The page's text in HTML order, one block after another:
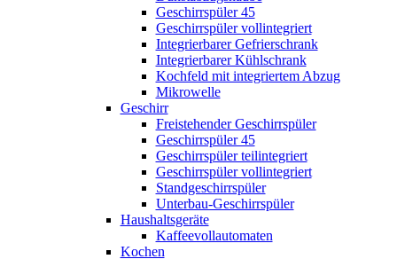
Geschirrspüler 45
Geschirrspüler vollintegriert
Integrierbarer Gefrierschrank
Integrierbarer Kühlschrank
Kochfeld mit integriertem Abzug
Mikrowelle
Geschirr
Freistehender Geschirrspüler
Geschirrspüler 45
Geschirrspüler teilintegriert
Geschirrspüler vollintegriert
Standgeschirrspüler
Unterbau-Geschirrspüler
Haushaltsgeräte
Kaffeevollautomaten
Kochen